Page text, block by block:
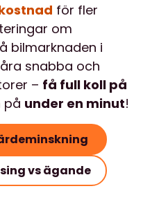
för fler
om
bilmarknaden i
snabba och
– få full koll på
på under en minut!
vs ägande